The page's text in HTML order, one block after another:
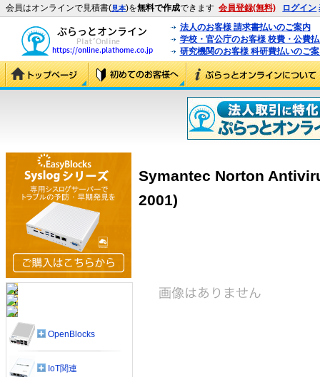
会員はオンラインで見積書(見本)を無料で作成できます 会員登録(無料) ログイン
法人のお客様 請求書払いのご案内
学校・官公庁のお客様 校費・公費
研究機関のお客様 科研費払いのご
Symantec Norton
2001)
OpenBlocks
IoT関連